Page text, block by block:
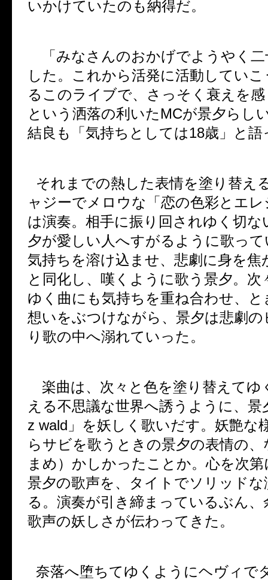
いかけていたのも納得だ。
「みなさんのおかげでようやく二
した。これから活発に活動してい
るこのライブで、さっそく衰えを
という洒落の利いた MCが景夕らし
結良も「気持ちとしては18歳」と
それまでの熱した表情を塗り替え
ャジーでメロウな「恋の色彩とエレ
は演奏。相手に振り回されゆく切な
夕が愛しい人へすがるように歌っ
気持ちを溶け込ませ、悲劇に身を焦
と同化し、嘆くように歌う景夕。次
ゆく曲にも気持ちを重ね合わせ、
想いをぶつけながら、景夕は悲劇
り歌の中へ溺れていった。
楽曲は、次々と色を塗り替えてゆ
える不思議な世界へ誘うように、景
z wald 」を妖しく歌いだす。妖艶な
らサビを歌うときの景夕の表情の
まめ）かしかったことか。心を次
景夕の歌声を、タイトでソリッドな
る。演奏が引き締まっているぶん、
歌声の妖しさが伝わってきた。
奈落へ堕ちてゆくようにヘヴィで